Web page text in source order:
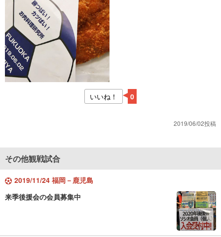
いいね！ 0
2019/06/02投稿
その他観戦試合
2019/11/24 福岡－鹿児島
来季後援会の会員募集中